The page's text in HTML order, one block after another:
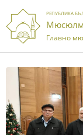
РЕПУБЛИКА
Главно